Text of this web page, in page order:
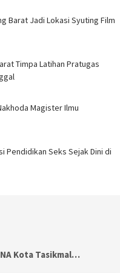
Barat Jadi Lokasi Syuting Film
Timpa Latihan Pra­tugas
Magister Ilmu
Pendidikan Seks Sejak Dini di
Kota Tasikmal…